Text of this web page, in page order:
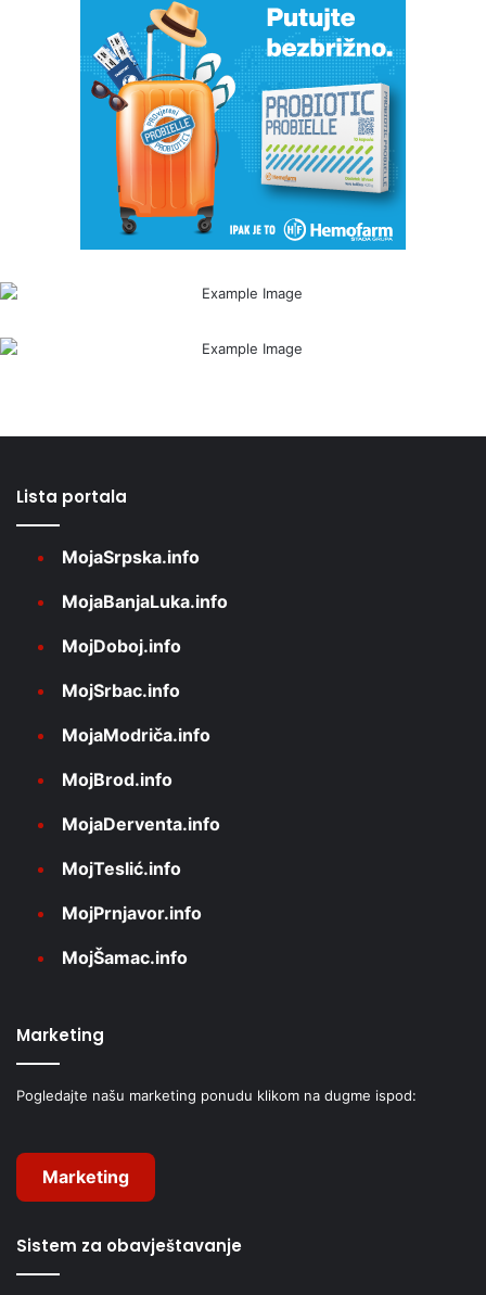
Lista portala
MojaSrpska.info
MojaBanjaLuka.info
MojDoboj.info
MojSrbac.info
MojaModriča.info
MojBrod.info
MojaDerventa.info
MojTeslić.info
MojPrnjavor.info
MojŠamac.info
Marketing
Pogledajte našu marketing ponudu klikom na dugme ispod:
Marketing
Sistem za obavještavanje